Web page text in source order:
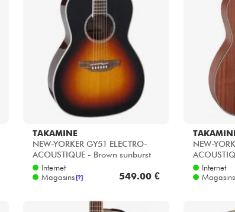
TAKAMINE
NEW-YORKER GY51 ELECTRO-
ACOUSTIQUE - Brown sunburst
Internet
Magasins [?] 549.00 €
NEW-
Internet
Magasins